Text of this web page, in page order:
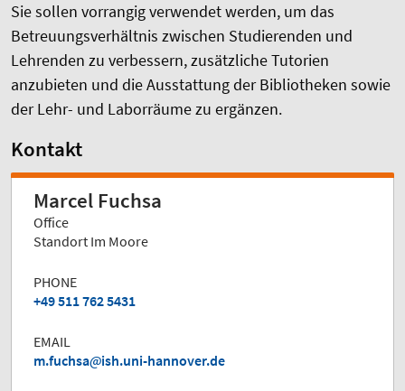
Sie sollen vorrangig verwendet werden, um das
Betreuungsverhältnis zwischen Studierenden und
Lehrenden zu verbessern, zusätzliche Tutorien
anzubieten und die Ausstattung der Bibliotheken sowie
der Lehr- und Laborräume zu ergänzen.
Kontakt
Marcel Fuchsa
Office
Standort Im Moore
PHONE
+49 511 762 5431
EMAIL
m.fuchsa
ish.uni-hannover.de